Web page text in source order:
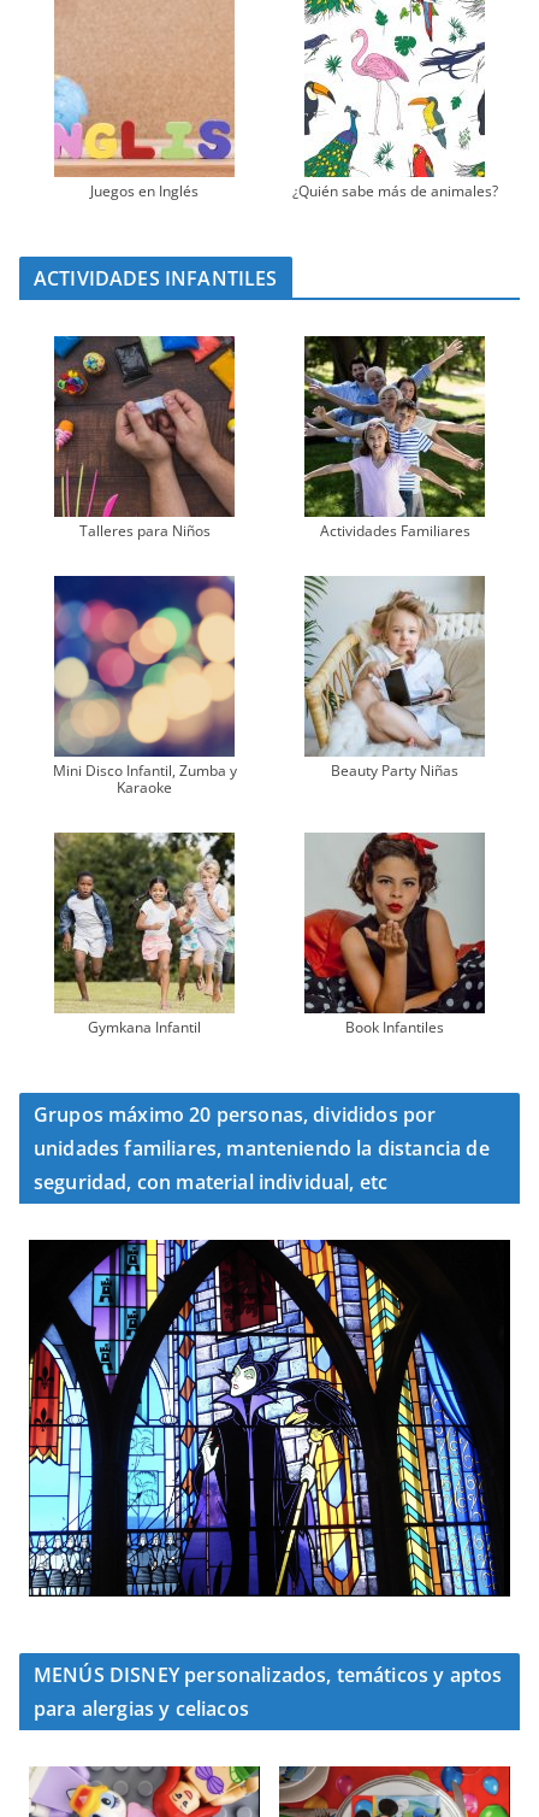
Juegos en Inglés ¿Quién sabe más de animales?
ACTIVIDADES INFANTILES
Talleres para Niños Actividades Familiares
Mini Disco Infantil, Zumba y
Karaoke
Beauty Party Niñas
Gymkana Infantil Book Infantiles
Grupos máximo 20 personas, divididos por
unidades familiares, manteniendo la distancia de
seguridad, con material individual, etc
MENÚS DISNEY personalizados, temáticos y aptos
para alergias y celiacos